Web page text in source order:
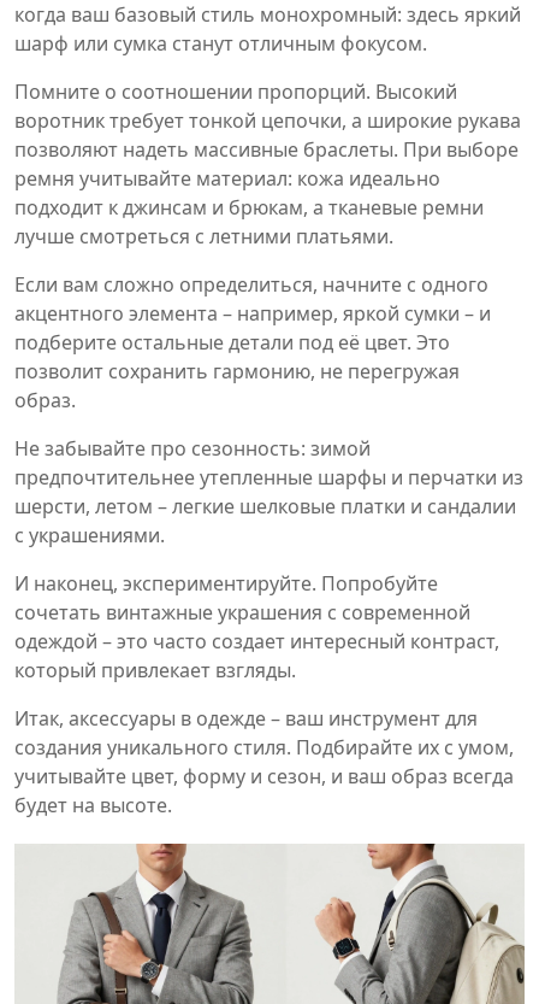
когда ваш базовый стиль монохромный: здесь яркий
шарф или сумка станут отличным фокусом.
Помните о соотношении пропорций. Высокий
воротник требует тонкой цепочки, а широкие рукава
позволяют надеть массивные браслеты. При выборе
ремня учитывайте материал: кожа идеально
подходит к джинсам и брюкам, а тканевые ремни
лучше смотреться с летними платьями.
Если вам сложно определиться, начните с одного
акцентного элемента – например, яркой сумки – и
подберите остальные детали под её цвет. Это
позволит сохранить гармонию, не перегружая
образ.
Не забывайте про сезонность: зимой
предпочтительнее утепленные шарфы и перчатки из
шерсти, летом – легкие шелковые платки и сандалии
с украшениями.
И наконец, экспериментируйте. Попробуйте
сочетать винтажные украшения с современной
одеждой – это часто создает интересный контраст,
который привлекает взгляды.
Итак, аксессуары в одежде – ваш инструмент для
создания уникального стиля. Подбирайте их с умом,
учитывайте цвет, форму и сезон, и ваш образ всегда
будет на высоте.